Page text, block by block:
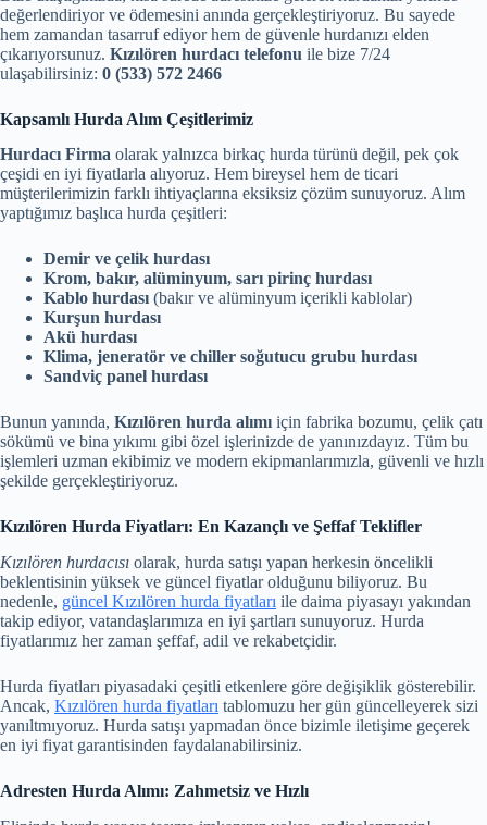
değerlendiriyor ve ödemesini anında gerçekleştiriyoruz. Bu sayede
hem zamandan tasarruf ediyor hem de güvenle hurdanızı elden
çıkarıyorsunuz. Kızılören hurdacı telefonu ile bize 7/24
ulaşabilirsiniz: 0 (533) 572 2466
Kapsamlı Hurda Alım Çeşitlerimiz
Hurdacı Firma olarak yalnızca birkaç hurda türünü değil, pek çok
çeşidi en iyi fiyatlarla alıyoruz. Hem bireysel hem de ticari
müşterilerimizin farklı ihtiyaçlarına eksiksiz çözüm sunuyoruz. Alım
yaptığımız başlıca hurda çeşitleri:
Demir ve çelik hurdası
Krom, bakır, alüminyum, sarı pirinç hurdası
Kablo hurdası (bakır ve alüminyum içerikli kablolar)
Kurşun hurdası
Akü hurdası
Klima, jeneratör ve chiller soğutucu grubu hurdası
Sandviç panel hurdası
Bunun yanında, Kızılören hurda alımı için fabrika bozumu, çelik çatı
sökümü ve bina yıkımı gibi özel işlerinizde de yanınızdayız. Tüm bu
işlemleri uzman ekibimiz ve modern ekipmanlarımızla, güvenli ve hızlı
şekilde gerçekleştiriyoruz.
Kızılören Hurda Fiyatları: En Kazançlı ve Şeffaf Teklifler
Kızılören hurdacısı olarak, hurda satışı yapan herkesin öncelikli
beklentisinin yüksek ve güncel fiyatlar olduğunu biliyoruz. Bu
nedenle, güncel Kızılören hurda fiyatları ile daima piyasayı yakından
takip ediyor, vatandaşlarımıza en iyi şartları sunuyoruz. Hurda
fiyatlarımız her zaman şeffaf, adil ve rekabetçidir.
Hurda fiyatları piyasadaki çeşitli etkenlere göre değişiklik gösterebilir.
Ancak, Kızılören hurda fiyatları tablomuzu her gün güncelleyerek sizi
yanıltmıyoruz. Hurda satışı yapmadan önce bizimle iletişime geçerek
en iyi fiyat garantisinden faydalanabilirsiniz.
Adresten Hurda Alımı: Zahmetsiz ve Hızlı